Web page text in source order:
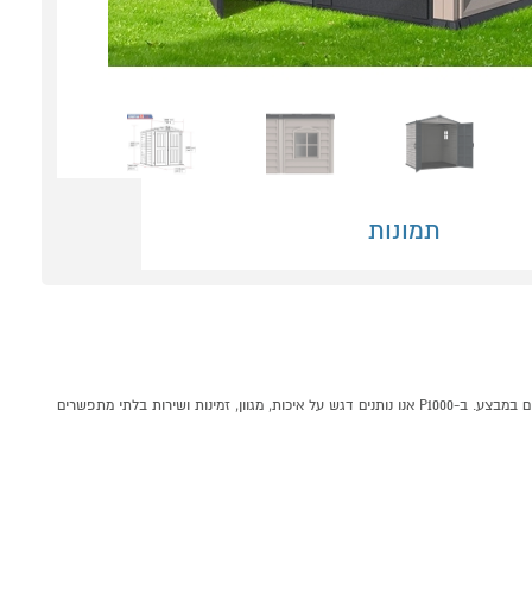
תמונות
מחסן גינה פלסטיק Duramax StoreMate 6X6 קונים אונליין בקטגוריית מחסני גינה במחלקת ריהוט חצר וגן בP1000 - אתר קניות ישראלי בטוח, משתלם ונוח המציע מוצרים מומלצים במבצע. ב-P1000 אנו נותנים דגש על איכות, מגוון, זמינות ושירות בלתי מתפשרים